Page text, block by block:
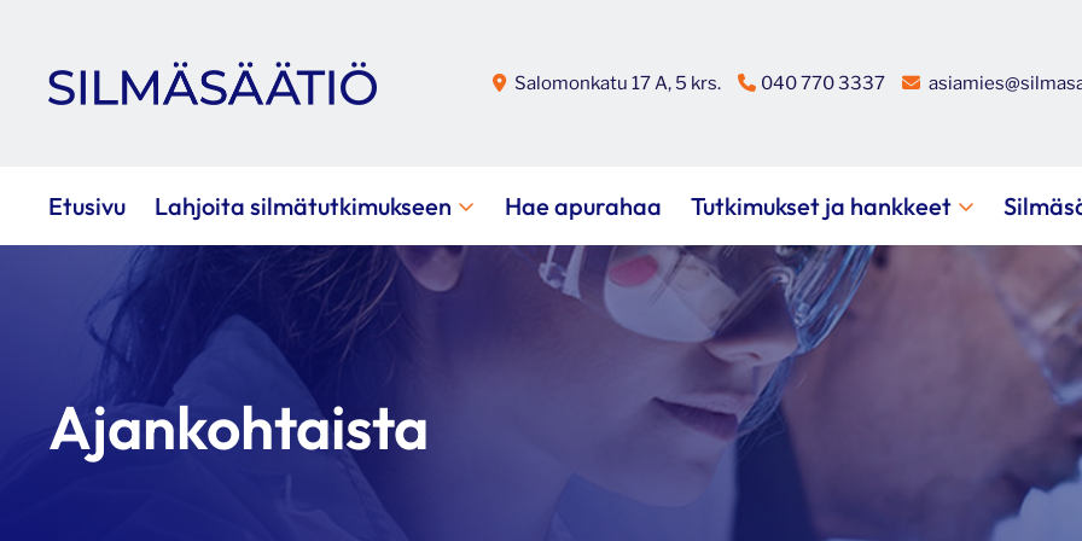
Salomonkatu 17 A, 5 krs. 040 770 3337
Etusivu Lahjoita silmätutkimukseen Hae apurahaa Tutkimukset ja hankkeet
Ajankohtaista